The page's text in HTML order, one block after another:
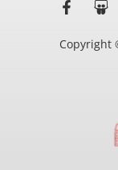
Copyright